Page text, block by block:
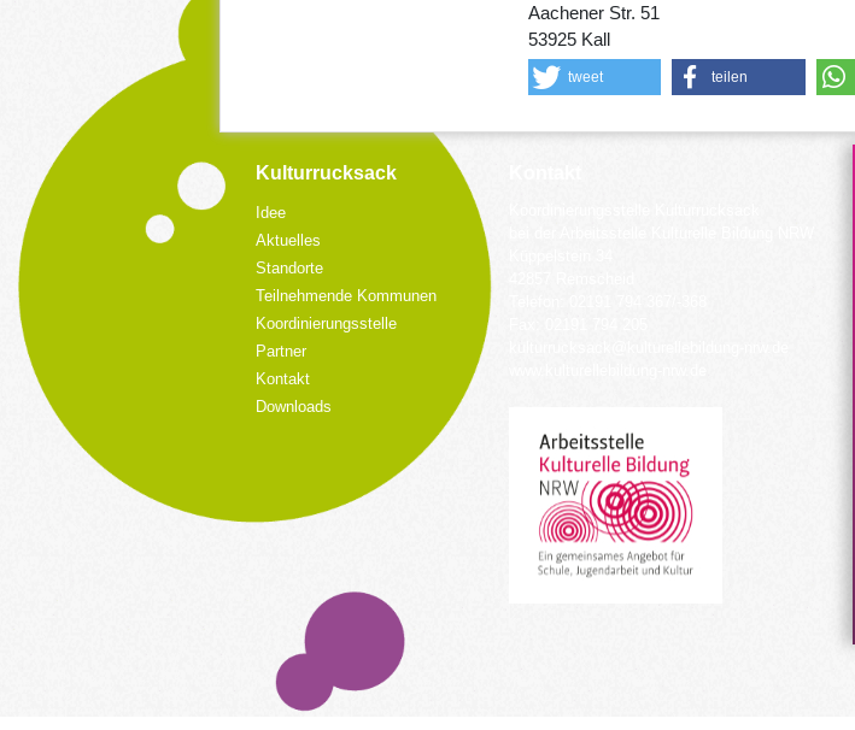
Aachener Str. 51
53925 Kall
tweet teilen
Kulturrucksack
Idee
Aktuelles
Standorte
Teilnehmende Kommunen
Koordinierungsstelle
Partner
Kontakt
Downloads